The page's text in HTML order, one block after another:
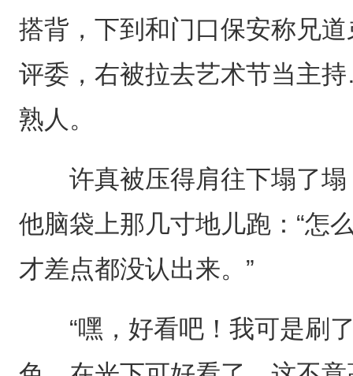
搭背，下到和门口保安称兄
评委，右被拉去艺术节当主
熟人。
许真被压得肩往下塌了塌
他脑袋上那几寸地儿跑：“怎
才差点都没认出来。”
“嘿，好看吧！我可是刷了